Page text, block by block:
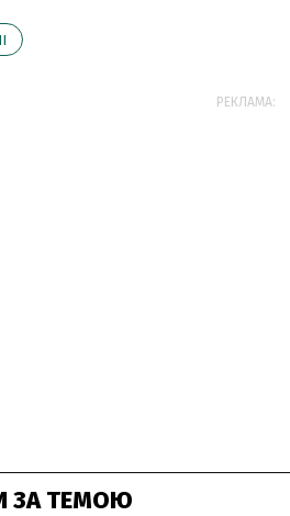
РЕКЛАМА:
ЗА ТЕМОЮ